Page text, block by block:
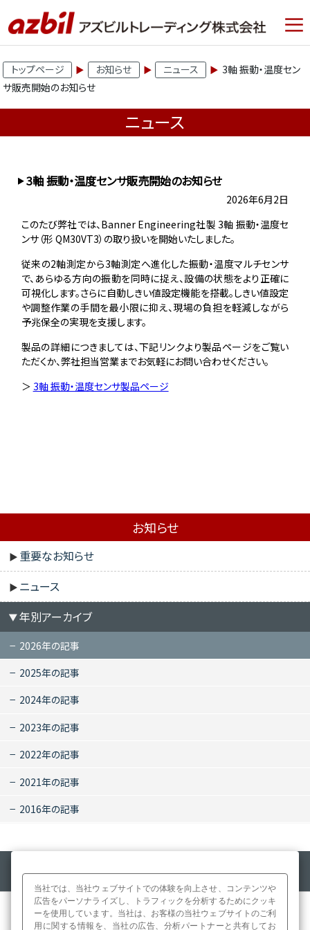
トップページ お知らせ ニュース
3軸 振動・温度セン
サ販売開始のお知らせ
お知らせ
重要なお知らせ
ニュース
年別アーカイブ
2026年の記事
2025年の記事
2024年の記事
2023年の記事
2022年の記事
2021年の記事
2016年の記事
ニュース
3軸 振動・温度センサ販売開始のお知らせ
2026年6月2日
このたび弊社では、Banner Engineering社製 3軸 振動・温度セ
ンサ（形 QM30VT3）の取り扱いを開始いたしました。
従来の2軸測定から3軸測定へ進化した振動・温度マルチセンサ
で、あらゆる方向の振動を同時に捉え、設備の状態をより正確に
可視化します。さらに自動しきい値設定機能を搭載。しきい値設定
や調整作業の手間を最小限に抑え、現場の負担を軽減しながら
予兆保全の実現を支援します。
製品の詳細につきましては、下記リンクより製品ページをご覧い
ただくか、弊社担当営業までお気軽にお問い合わせください。
＞ 3軸 振動・温度センサ製品ページ
商標について 利用規約 個人情報保護方針 サイトマップ
当社では、当社ウェブサイトでの体験を向上させ、コンテンツや
広告をパーソナライズし、トラフィックを分析するためにクッキ
ーを使用しています。当社は、お客様の当社ウェブサイトのご利
用に関する情報を、当社の広告、分析パートナーと共有してお